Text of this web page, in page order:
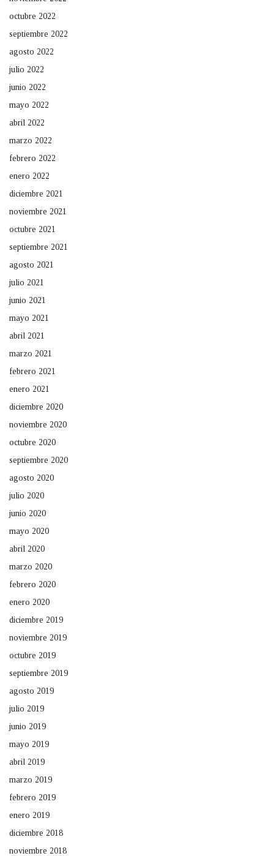
octubre 2022
septiembre 2022
agosto 2022
julio 2022
junio 2022
mayo 2022
abril 2022
marzo 2022
febrero 2022
enero 2022
diciembre 2021
noviembre 2021
octubre 2021
septiembre 2021
agosto 2021
julio 2021
junio 2021
mayo 2021
abril 2021
marzo 2021
febrero 2021
enero 2021
diciembre 2020
noviembre 2020
octubre 2020
septiembre 2020
agosto 2020
julio 2020
junio 2020
mayo 2020
abril 2020
marzo 2020
febrero 2020
enero 2020
diciembre 2019
noviembre 2019
octubre 2019
septiembre 2019
agosto 2019
julio 2019
junio 2019
mayo 2019
abril 2019
marzo 2019
febrero 2019
enero 2019
diciembre 2018
noviembre 2018